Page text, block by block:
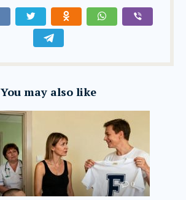
You may also like
0